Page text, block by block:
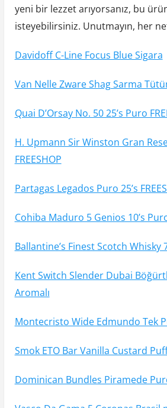
yeni bir lezzet arıyorsanız, bu
isteyebilirsiniz. Unutmayın, her
Davidoff C-Line Focus Blue Sigara
Van Nelle Zware Shag Sarma
Quai D’Orsay No. 50 25’s Puro
H. Upmann Sir Winston Gran
FREESHOP
Partagas Legados Puro 25’s
Cohiba Maduro 5 Genios 10’s
Ballantine’s Finest Scotch Whisky
Kent Switch Slender Dubai
Aromalı
Montecristo Wide Edmundo Tek
Smok ETO Bar Vanilla Custard
Dominican Bundles Piramede